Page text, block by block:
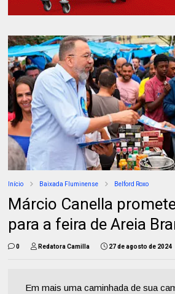
Início Baixada Fluminense Belford Roxo
Márcio Canella
para a feira de Areia
0 Redatora Camilla 27 de agosto de 2024
Em mais uma caminhada de sua